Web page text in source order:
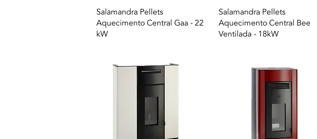
Vista rapida
Salamandra Pellets
Aquecimento Central Gaa - 22
kW
Vista rapida
Salamandra Pellets
Aquecimento Central Bee
Ventilada - 18kW